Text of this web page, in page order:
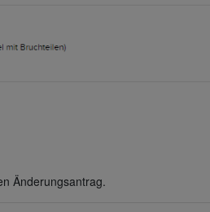
Änderungsantrag.